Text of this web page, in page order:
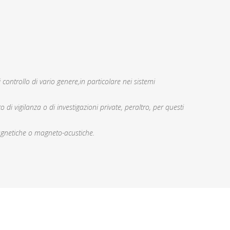
di vario genere,in particolare nei sistemi
di vigilanza o di investigazioni private, peraltro, per questi
o magneto-acustiche.